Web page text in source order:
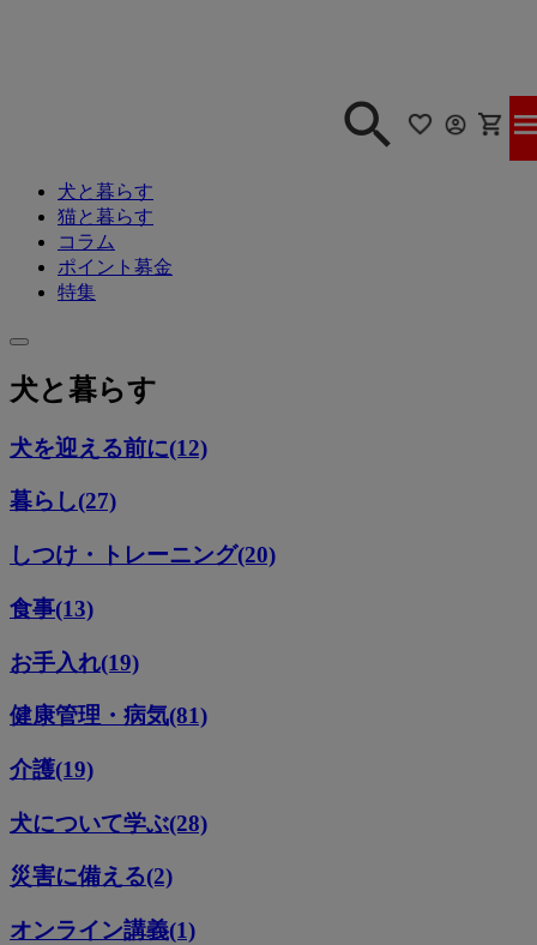
犬と暮らす
猫と暮らす
コラム
ポイント募金
特集
犬と暮らす
犬を迎える前に(12)
暮らし(27)
しつけ・トレーニング(20)
食事(13)
お手入れ(19)
健康管理・病気(81)
介護(19)
犬について学ぶ(28)
災害に備える(2)
オンライン講義(1)